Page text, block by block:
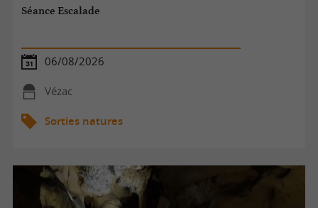
Séance Escalade
06/08/2026
Vézac
Sorties natures